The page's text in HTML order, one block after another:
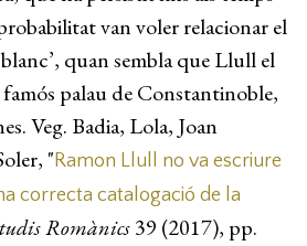
van voler relacionar el
quan sembla que Llull el
palau de Constantinoble,
Veg. Badia, Lola, Joan
"Ramon Llull no va escriure
correcta catalogació de la
Romànics39 (2017), pp.